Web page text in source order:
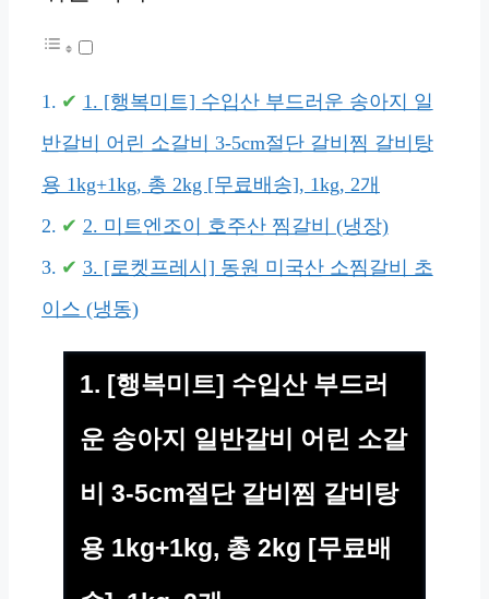
1. [행복미트] 수입산 부드러운 송아지 일
반갈비 어린 소갈비 3-5cm절단 갈비찜 갈비탕
용 1kg+1kg, 총 2kg [무료배송], 1kg, 2개
2. 미트엔조이 호주산 찜갈비 (냉장)
3. [로켓프레시] 동원 미국산 소찜갈비 초
이스 (냉동)
1. [행복미트] 수입산 부드러
운 송아지 일반갈비 어린 소갈
비 3-5cm절단 갈비찜 갈비탕
용 1kg+1kg, 총 2kg [무료배